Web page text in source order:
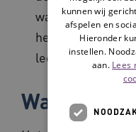
waarvan zij de
het realiseren
leefpatroon.
Wat het
kunnen wij
afspelen en
Hieronder
instellen.
aan. Lees